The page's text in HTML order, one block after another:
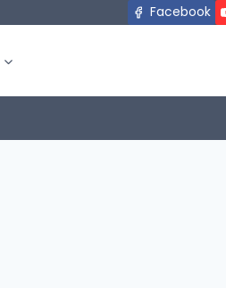
Facebook